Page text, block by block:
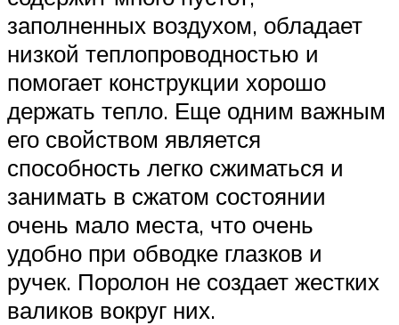
заполненных воздухом, обладает
низкой теплопроводностью и
помогает конструкции хорошо
держать тепло. Еще одним важным
его свойством является
способность легко сжиматься и
занимать в сжатом состоянии
очень мало места, что очень
удобно при обводке глазков и
ручек. Поролон не создает жестких
валиков вокруг них.